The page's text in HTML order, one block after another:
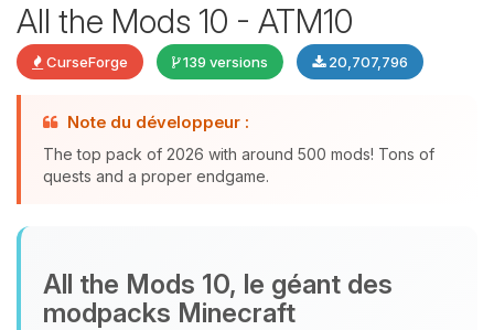
All the Mods 10 - ATM10
CurseForge 139 versions 20,707,796
Note du développeur :
The top pack of 2026 with around 500 mods! Tons of
quests and a proper endgame.
All the Mods 10, le géant des
modpacks Minecraft
parler ! Moi c’est Choupy, ton petit
assistant BoxToPlay. Dis-moi ce dont